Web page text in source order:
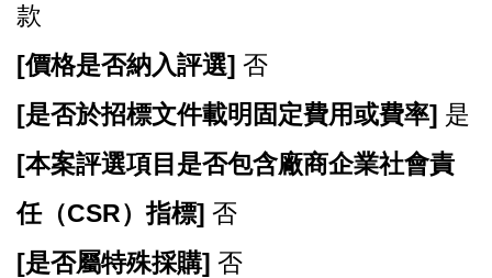
款
[價格是否納入評選] 否
[是否於招標文件載明固定費用或費率] 是
[本案評選項目是否包含廠商企業社會責
任（CSR）指標] 否
[是否屬特殊採購] 否